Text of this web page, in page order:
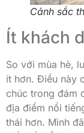
Cảnh sắc
Ít khách
So với mùa hè,
ít hơn. Điều này
chúc trong đám
địa điểm nổi
thái hơn. Mình